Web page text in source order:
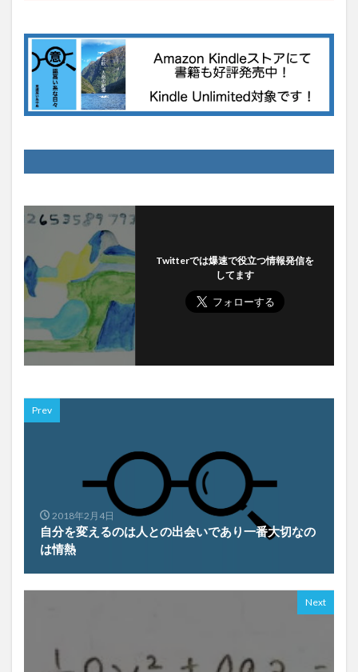
Twitterでは爆速で役立つ情報発信を
してます
Prev
2018年2月4日
自分を変えるのは人との出会いであり一番大切なの
は情熱
Next